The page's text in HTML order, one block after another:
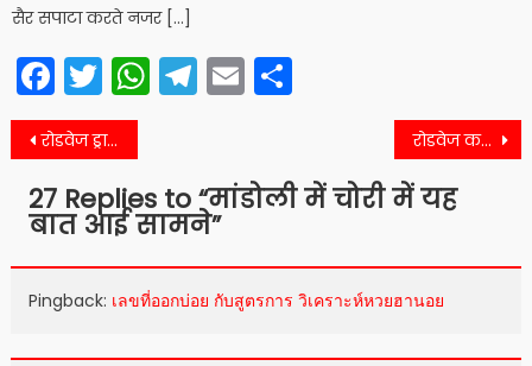
सैर सपाटा करते नजर […]
Facebook
Twitter
WhatsApp
Telegram
Email
Post
navigation
रोडवेज ड्राइवर की मौत के बाद यह जानकारी आई सामने रोडवेज कर्मी ने आत्महत्या की तो महिला के खिलाफ प्रकरण दर्ज
27 Replies to “मांडोली में चोरी में यह
बात आई सामने”
Pingback: เลขที่ออกบ่อย กับสูตรการ วิเคราะห์หวยฮานอย